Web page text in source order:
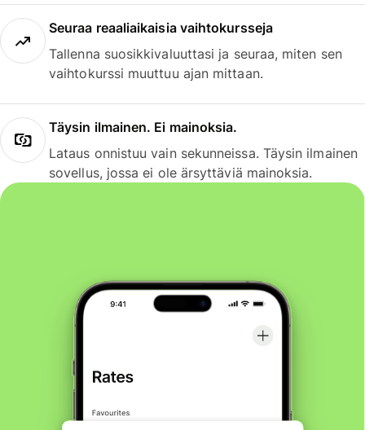
Seuraa reaaliaikaisia vaihtokursseja
Tallenna suosikkivaluuttasi ja seuraa, miten sen
vaihtokurssi muuttuu ajan mittaan.
Täysin ilmainen. Ei mainoksia.
Lataus onnistuu vain sekunneissa. Täysin ilmainen
sovellus, jossa ei ole ärsyttäviä mainoksia.